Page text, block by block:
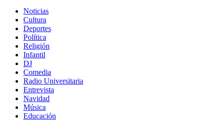
Noticias
Cultura
Deportes
Política
Religión
Infantil
DJ
Comedia
Radio Universitaria
Entrevista
Navidad
Música
Educación